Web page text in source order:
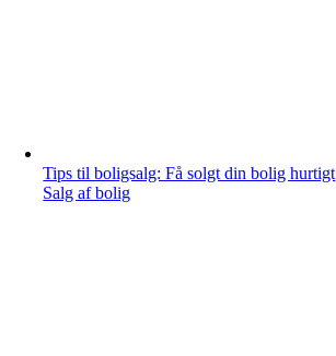
Tips til boligsalg: Få solgt din bolig hurtigt
Salg af bolig